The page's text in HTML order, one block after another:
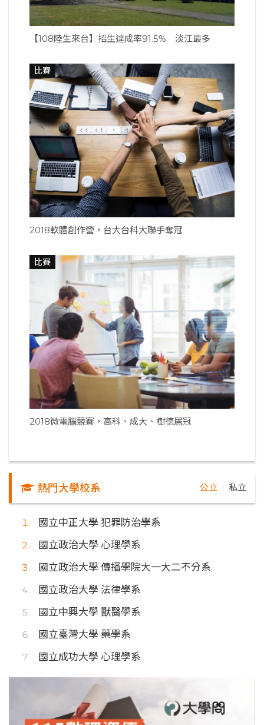
【108陸生來台】招生達成率91.5% 淡江最多
比賽
2018軟體創作營，台大台科大聯手奪冠
比賽
2018微電腦競賽，高科、成大、樹德居冠
熱門大學校系 公立 私立
國立中正大學 犯罪防治學系
國立政治大學 心理學系
國立政治大學 傳播學院大一大二不分系
國立政治大學 法律學系
國立中興大學 獸醫學系
國立臺灣大學 藥學系
國立成功大學 心理學系